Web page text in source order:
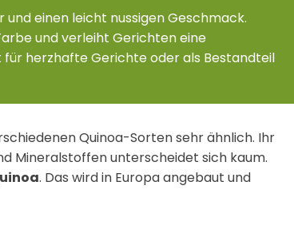
einen leicht nussigen Geschmack.
und verleiht Gerichten eine
herzhafte Gerichte oder als Bestandteil
Quinoa-Sorten sehr ähnlich. Ihr
Mineralstoffen unterscheidet sich kaum.
. Das wird in Europa angebaut und